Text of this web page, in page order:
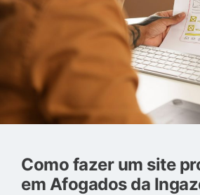
Como fazer um site
em Afogados da